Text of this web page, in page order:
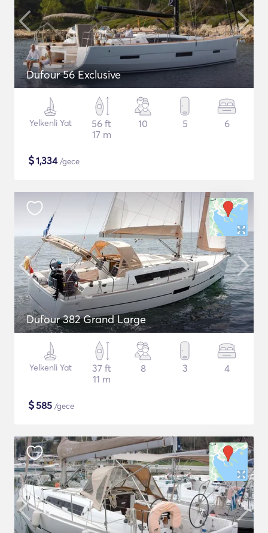
Dufour 56 Exclusive
Yelkenli Yat
56 ft
17 m
10 5 6
$1,334/gece
Dufour 382 Grand Large
Yelkenli Yat
37 ft
11 m
8 3 4
$585 /gece